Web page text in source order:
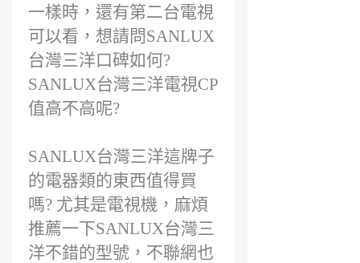
一樣時，還有第二台電視
可以看，想請問SANLUX
台灣三洋口碑如何?
SANLUX台灣三洋電視CP
值高不高呢?
SANLUX台灣三洋這牌子
的電器類的東西值得買
嗎? 尤其是電視機，麻煩
推薦一下SANLUX台灣三
洋不錯的型號，不聯網也